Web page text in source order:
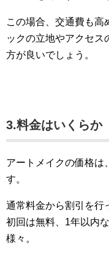
この場合、交通費も高
ックの立地やアクセス
方が良いでしょう。
3.料金はいくらか
アートメイクの価格は
す。
通常料金から割引を行
初回は無料、1年以内
様々。